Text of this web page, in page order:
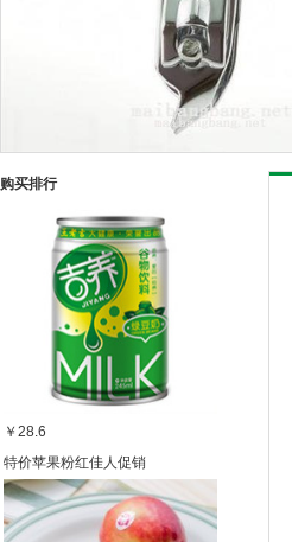
购买排行
￥28.6
特价苹果粉红佳人促销